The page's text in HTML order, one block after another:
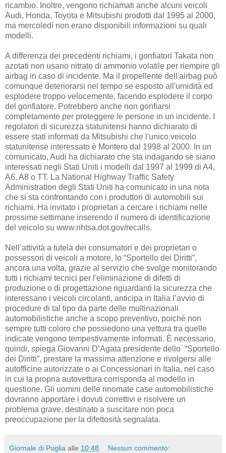
ricambio. Inoltre, vengono richiamati anche alcuni veicoli
Audi, Honda, Toyota e Mitsubishi prodotti dal 1995 al 2000,
ma mercoledì non erano disponibili informazioni su quali
modelli.
A differenza dei precedenti richiami, i gonfiatori Takata non
azotati non usano nitrato di ammonio volatile per riempire gli
airbag in caso di incidente. Ma il propellente dell'airbag può
comunque deteriorarsi nel tempo se esposto all'umidità ed
esplodere troppo velocemente, facendo esplodere il corpo
del gonfiatore. Potrebbero anche non gonfiarsi
completamente per proteggere le persone in un incidente. I
regolatori di sicurezza statunitensi hanno dichiarato di
essere stati informati da Mitsubishi che l'unico veicolo
statunitense interessato è Montero dal 1998 al 2000. In un
comunicato, Audi ha dichiarato che sta indagando se siano
interessati negli Stati Uniti i modelli dal 1997 al 1999 di A4,
A6, A8 o TT. La National Highway Traffic Safety
Administration degli Stati Uniti ha comunicato in una nota
che si sta confrontando con i produttori di automobili sui
richiami. Ha invitato i proprietari a cercare i richiami nelle
prossime settimane inserendo il numero di identificazione
del veicolo su www.nhtsa.dot.gov/recalls.
Nell’attività a tutela dei consumatori e dei proprietari o
possessori di veicoli a motore, lo “Sportello dei Diritti”,
ancora una volta, grazie al servizio che svolge monitorando
tutti i richiami tecnici per l'eliminazione di difetti di
produzione o di progettazione riguardanti la sicurezza che
interessano i veicoli circolanti, anticipa in Italia l’avvio di
procedure di tal tipo da parte delle multinazionali
automobilistiche anche a scopo preventivo, poiché non
sempre tutti coloro che possiedono una vettura tra quelle
indicate vengono tempestivamente informati. È necessario,
quindi, spiega Giovanni D’Agata presidente dello “Sportello
dei Diritti”, prestare la massima attenzione e rivolgersi alle
autofficine autorizzate o ai Concessionari in Italia, nel caso
in cui la propria autovettura corrisponda al modello in
questione. Gli uomini delle rinomate case automobilistiche
dovranno apportare i dovuti correttivi e risolvere un
problema grave, destinato a suscitare non poca
preoccupazione per la difettosità segnalata.
Giornale di Puglia alle 10:48 Nessun commento: